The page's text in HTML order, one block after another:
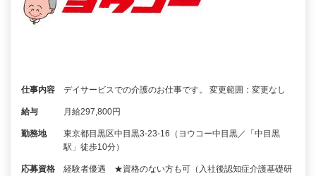
仕事内容 デイサービスでの介護のお仕事です。 変更範囲：変更なし
給与 月給297,800円
勤務地
東京都目黒区中目黒3-23-16（ヨウコー中目黒／「中目黒
駅」徒歩10分）
応募資格
経験者優遇 ★資格のない方も可（入社後認知症介護基礎研